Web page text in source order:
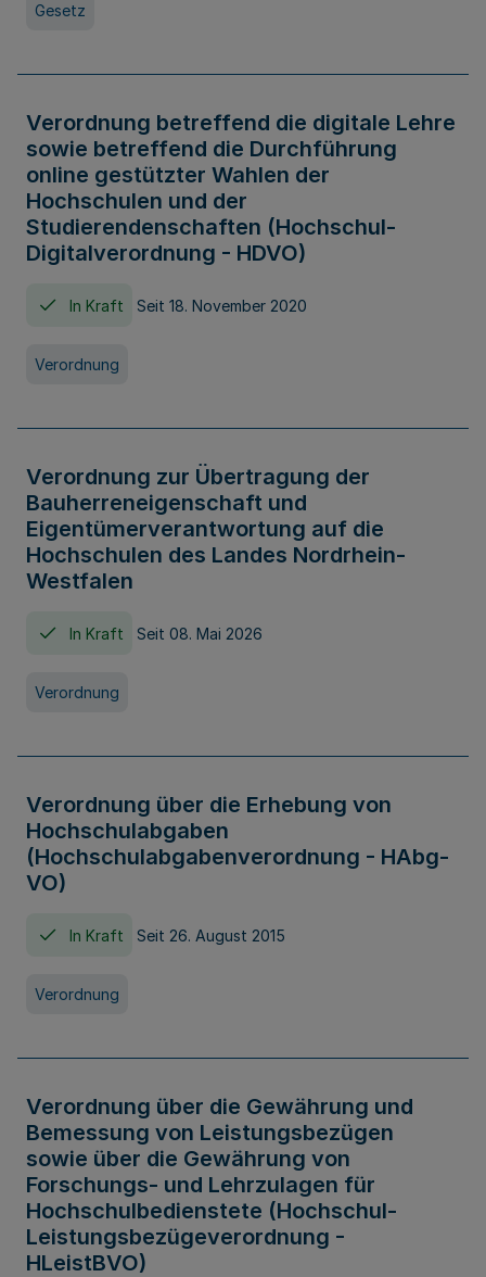
Gesetz
Verordnung betreffend die digitale Lehre
sowie betreffend die Durchführung
online gestützter Wahlen der
Hochschulen und der
Studierendenschaften (Hochschul-
Digitalverordnung - HDVO)
In Kraft Seit 18. November 2020
Verordnung
Verordnung zur Übertragung der
Bauherreneigenschaft und
Eigentümerverantwortung auf die
Hochschulen des Landes Nordrhein-
Westfalen
In Kraft Seit 08. Mai 2026
Verordnung
Verordnung über die Erhebung von
Hochschulabgaben
(Hochschulabgabenverordnung - HAbg-
VO)
In Kraft Seit 26. August 2015
Verordnung
Verordnung über die Gewährung und
Bemessung von Leistungsbezügen
sowie über die Gewährung von
Forschungs- und Lehrzulagen für
Hochschulbedienstete (Hochschul-
Leistungsbezügeverordnung -
HLeistBVO)